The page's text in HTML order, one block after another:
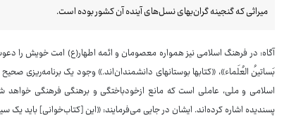
میراثی که گنجینه گران‌بهای نسل‌های آینده آن کشور بوده است.
آگاه: در فرهنگ اسلامی نیز همواره معصومان و ائمه اطهار(ع) امت خویش را
بَساتینُ العُلَماء»، «کتابها بوستانهای دانشمندان‌اند.» وجود یک برنامه‌ریزی
اسلامی و ملی، عاملی است که مانع ازخودباختگی و برهنگی فرهنگی خواهد
پسندیده اشاره کرده‌اند. ایشان در جایی می‌فرمایند: «این [کتاب‌خوانی] باید